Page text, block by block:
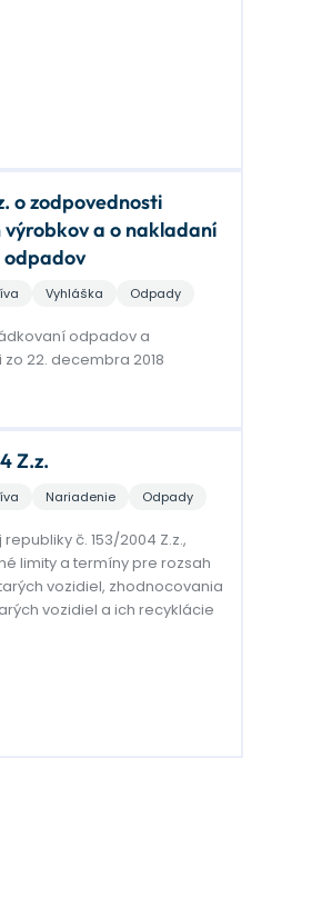
o zodpovednosti
a o nakladaní
Vyhláška Odpady
odpadov a
22. decembra 2018
Z.z.
Nariadenie Odpady
č. 153/2004 Z.z.,
limity a termíny pre rozsah
vozidiel, zhodnocovania
vozidiel a ich recyklácie